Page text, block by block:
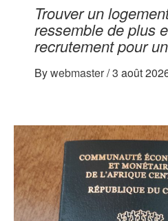
Trouver un
ressemble de plus
recrutement pour
Bywebmaster/3 août